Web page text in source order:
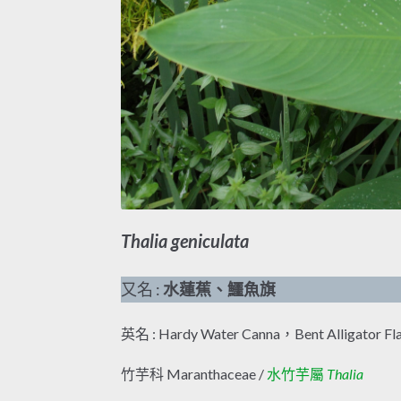
Thalia geniculata
又名 :水蓮蕉、鱷魚旗
英名 : Hardy Water Canna，Bent Alligator
竹芋科 Maranthaceae / 水竹芋屬 Thalia